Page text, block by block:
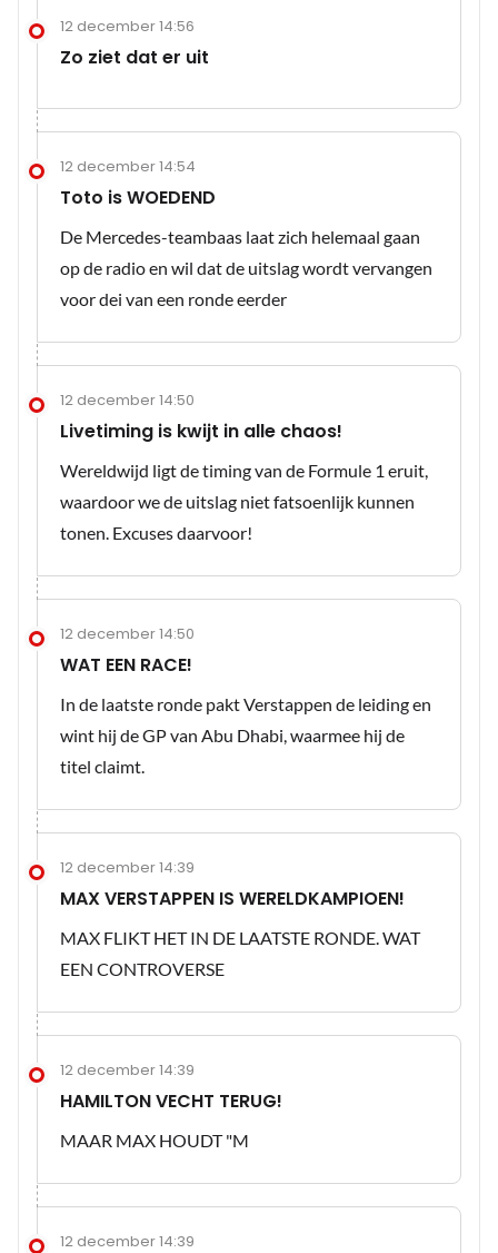
12 december 14:56
Zo ziet dat er uit
12 december 14:54
Toto is WOEDEND
De Mercedes-teambaas laat zich helemaal gaan
op de radio en wil dat de uitslag wordt vervangen
voor dei van een ronde eerder
12 december 14:50
Livetiming is kwijt in alle chaos!
Wereldwijd ligt de timing van de Formule 1 eruit,
waardoor we de uitslag niet fatsoenlijk kunnen
tonen. Excuses daarvoor!
12 december 14:50
WAT EEN RACE!
In de laatste ronde pakt Verstappen de leiding en
wint hij de GP van Abu Dhabi, waarmee hij de
titel claimt.
12 december 14:39
MAX VERSTAPPEN IS WERELDKAMPIOEN!
MAX FLIKT HET IN DE LAATSTE RONDE. WAT
EEN CONTROVERSE
12 december 14:39
HAMILTON VECHT TERUG!
MAAR MAX HOUDT "M
12 december 14:39